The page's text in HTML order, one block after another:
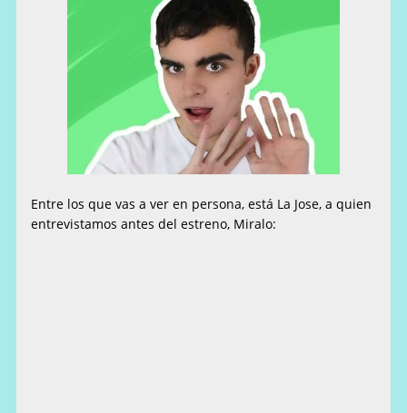
Entre los que vas a ver en persona, está La Jose, a quien
entrevistamos antes del estreno, Miralo: